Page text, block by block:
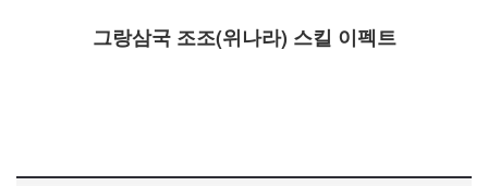
그랑삼국 조조(위나라) 스킬 이펙트